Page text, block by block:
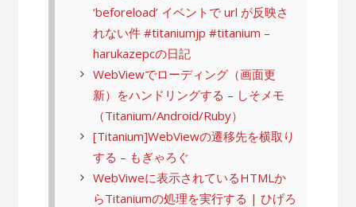
‘beforeload’ イベントで url が反映さ
れない件 #titaniumjp #titanium –
harukazepcの日記
WebViewでローディング（画面更
新）をハンドリングする – しそメモ
（Titanium/Android/Ruby）
[Titanium]WebViewの遷移先を横取り
する – もぎゃろぐ
WebViweに表示されているHTMLか
らTitaniumの処理を実行する | ひげろ